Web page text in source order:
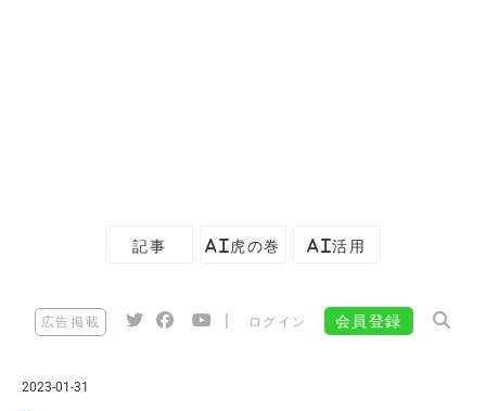
記事 AI虎の巻 AI活用
広告掲載 ログイン 会員登録
2023-01-31